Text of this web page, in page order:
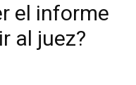
el informe
al juez?